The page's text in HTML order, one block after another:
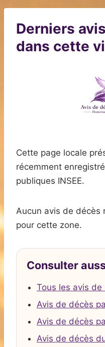
Derniers
dans cette
Cette page locale
récemment
publiques INSEE.
Aucun avis de décès
pour cette zone.
Consulter
Tous les avis de
Avis de décès
Avis de décès
Avis de décès